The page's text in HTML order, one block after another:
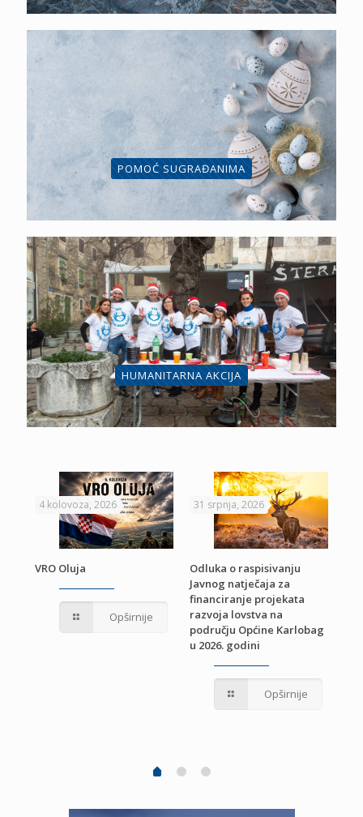
POMOĆ SUGRAĐANIMA
HUMANITARNA AKCIJA
4 kolovoza, 2026
VRO Oluja
Opširnije
31 srpnja, 2026
Odluka o raspisivanju
Javnog natječaja za
financiranje projekata
razvoja lovstva na
području Općine Karlobag
u 2026. godini
Opširnije